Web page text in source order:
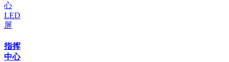
指挥
中心